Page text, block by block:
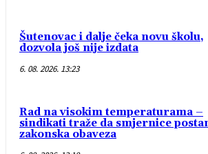
Šutenovac i dalje čeka novu školu,
dozvola još nije izdata
6. 08. 2026. 13:23
Rad na visokim temperaturama –
sindikati traže da smjernice
zakonska obaveza